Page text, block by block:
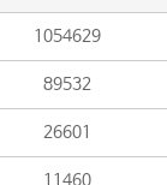
1054629
89532
26601
11460